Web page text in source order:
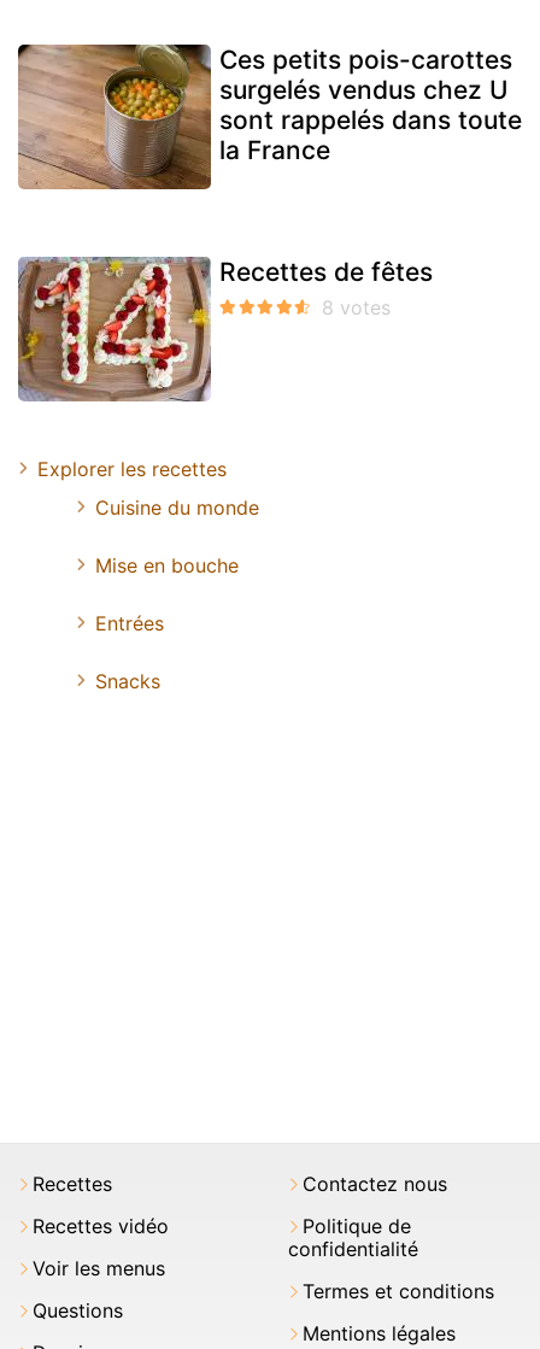
Ces petits pois-carottes
surgelés vendus chez U
sont rappelés dans toute
la France
Recettes de fêtes
Explorer les recettes
Cuisine du monde
Mise en bouche
Entrées
Snacks
Recettes
Recettes vidéo
Voir les menus
Questions
Contactez nous
Politique de
confidentialité
Termes et conditions
Mentions légales